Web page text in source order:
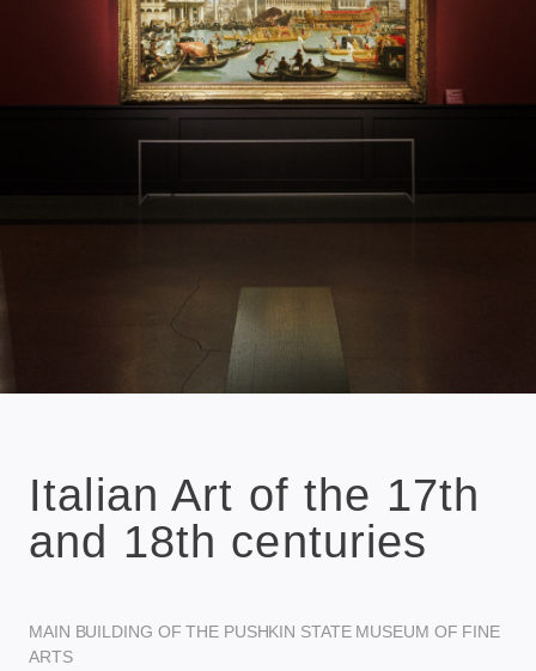
Italian Art of the 17th
and 18th centuries
MAIN BUILDING OF THE PUSHKIN STATE MUSEUM OF FINE
ARTS